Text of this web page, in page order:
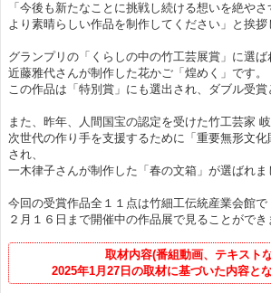
「今後も新たなことに挑戦し続ける想いを絶やさ
より素晴らしい作品を制作してください」と挨拶
グランプリの「くらしの中の竹工芸展賞」に選ば
近藤雅代さんが制作した花かご「煌めく」です。
この作品は「特別賞」にも選出され、ダブル受賞
また、昨年、人間国宝の認定を受けた竹工芸家
次世代の作り手を支援するために「重要無形文
され、
一木律子さんが制作した「春の文箱」が選ばれま
今回の受賞作品全１１点は竹細工伝統産業会館で
２月１６日まで開催中の作品展で見ることができ
取材内容(番組動画、テキスト
2025年1月27日の取材に基づいた内容と